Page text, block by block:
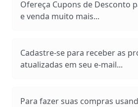
Ofereça Cupons de Desconto
e venda muito mais...
Cadastre-se para receber as
atualizadas em seu e-mail...
Para fazer suas compras